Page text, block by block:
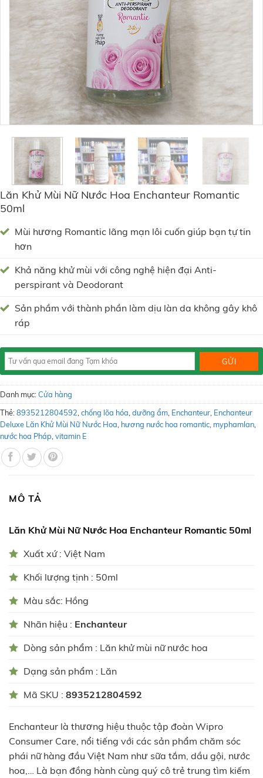
Lăn Khử Mùi Nữ Nước Hoa Enchanteur Romantic
50ml
Mùi hương Romantic lãng mạn lôi cuốn giúp bạn tự tin
hơn
Khả năng khử mùi với công nghệ hiện đại Anti-
perspirant và Deodorant
Sản phầm với thành phần làm dịu làn da không gây khô
ráp
Danh mục:Cửa hàng
Thẻ:8935212804592 chống lõa hóa dưỡng ẩm Enchanteur Enchanteur
Deluxe Lăn Khử Mùi Nữ Nước Hoa hương nước hoa romantic myphamlan
nước hoa Pháp vitamin E
MÔ TẢ
Lăn Khử Mùi Nữ Nước Hoa Enchanteur Romantic 50ml
Xuất xứ : Việt Nam
Khối lượng tịnh : 50ml
Màu sắc: Hồng
Nhãn hiệu : Enchanteur
Dòng sản phẩm : Lăn khử mùi nữ nước hoa
Dạng sản phẩm : Lăn
Mã SKU : 8935212804592
Enchanteur là thương hiệu thuộc tập đoàn Wipro
Consumer Care, nổi tiếng với các sản phẩm chăm sóc
phái nữ hàng đầu Việt Nam như sữa tắm, dầu gội, nước
hoa,… Là bạn đồng hành cùng quý cô trẻ trung tìm kiếm